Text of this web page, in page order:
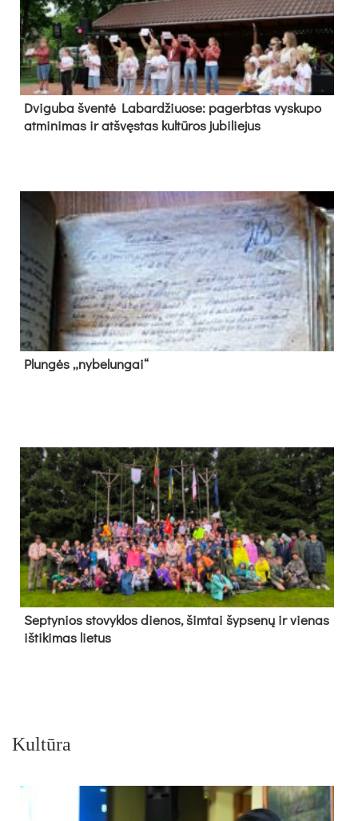
Dvi­gu­ba šven­tė La­bar­džiuo­se: pa­gerb­tas vys­ku­po
at­mi­ni­mas ir at­švęs­tas kul­tū­ros ju­bi­lie­jus
Plun­gės „ny­be­lun­gai“
Sep­ty­nios sto­vyk­los die­nos, šim­tai šyp­se­nų ir vie­nas
iš­ti­ki­mas lie­tus
Kultūra